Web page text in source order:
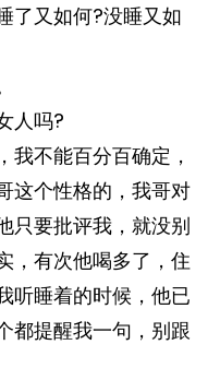
了又如何?没睡又如
人吗?
我不能百分百确定，
这个性格的，我哥对
只要批评我，就没别
，有次他喝多了，住
听睡着的时候，他已
都提醒我一句，别跟